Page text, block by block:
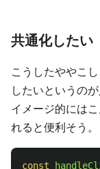
共通化したい
こうしたややこ
したいというの
イメージ的には
れると便利そう。
const